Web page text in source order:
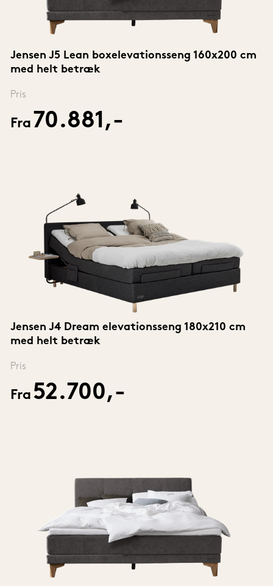
Jensen J5 Lean boxelevationsseng 160x200 cm
med helt betræk
Pris
Fra 70.881,-
Jensen J4 Dream elevationsseng 180x210 cm
med helt betræk
Pris
Fra 52.700,-